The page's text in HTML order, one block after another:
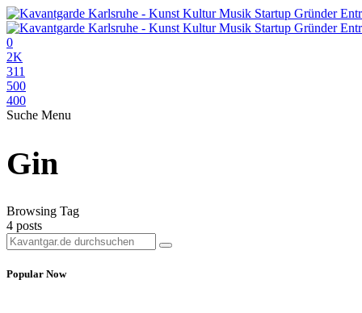
0
2K
311
500
400
Suche Menu
Gin
Browsing Tag
4 posts
Popular Now